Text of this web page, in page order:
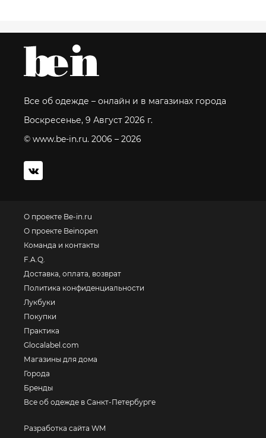
Все об одежде – онлайн и в магазинах города
Воскресенье, 9 Август 2026 г.
© www.be-in.ru. 2006 – 2026
О проекте Be-in.ru
О проекте Beinopen
Команда и контакты
F.A.Q.
Доставка, оплата, возврат
Политика конфиденциальности
Лукбуки
Покупки
Практика
Glocalabel.com
Магазины для дома
Города
Бренды
Все об одежде в Санкт-Петербурге
Разработка сайта WM